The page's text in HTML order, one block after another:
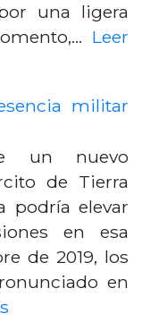
una ligera
Leer
militar
un nuevo
de Tierra
podría elevar
en esa
de 2019, los
en